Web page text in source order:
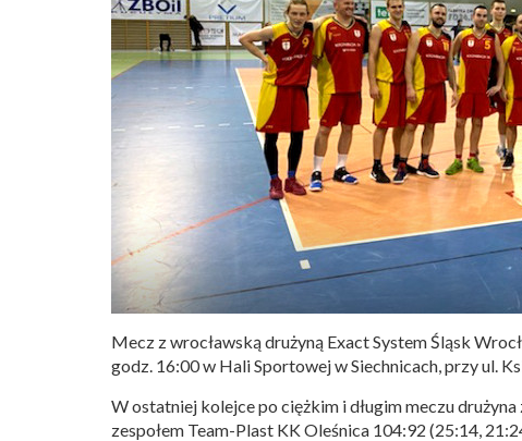
Mecz z wrocławską drużyną Exact System Śląsk
godz. 16:00 w Hali Sportowej w Siechnicach, przy ul.
W ostatniej kolejce po ciężkim i długim meczu
zespołem Team-Plast KK Oleśnica 104:92 (25:14,